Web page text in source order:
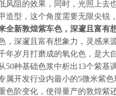
风阻的效果，同时，光照上去
造型，这个角度需要无限尖锐
全新敦煌紫车色，深邃且富有
，深邃且富有想象力，灵感来
年岁月打磨成的氧化色，是大
50种基础色浆中析出13个紫基
属开发行业内最小的5微米紫
色阶变化，使得量产的敦煌紫